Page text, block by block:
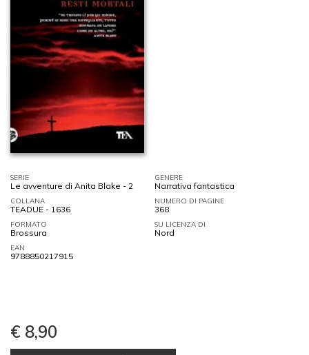
SERIE
Le avventure di Anita Blake - 2
GENERE
Narrativa fantastica
COLLANA
TEADUE - 1636
NUMERO DI PAGINE
368
FORMATO
Brossura
SU LICENZA DI
Nord
EAN
9788850217915
€ 8,90